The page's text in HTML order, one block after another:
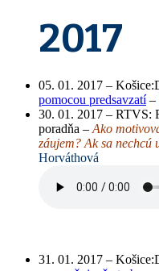
2017
05. 01. 2017 –
pomocou predsavzatí–
30. 01. 2017 – RTVS:
poradňa – Ako
záujem? Ak sa nechcú
Horváthová
31. 01. 2017 –